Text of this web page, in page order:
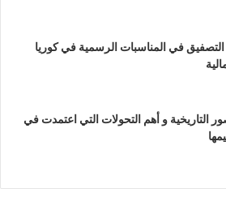
في المناسبات الرسمية في كوريا
التاريخية و أهم التحولات التي اعتمدت في